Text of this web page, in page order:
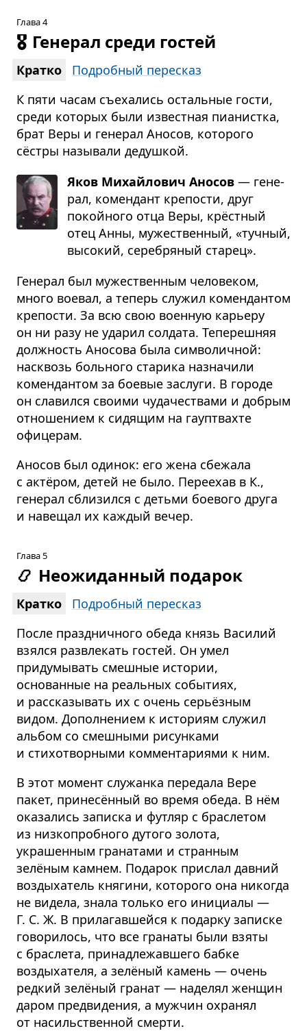
Глава 4
🎖️ Генерал среди гостей
Кратко
Подробный пересказ
К пяти часам съехались остальные гости,
среди которых были известная пианистка,
брат Веры и генерал Аносов, которого
сёстры называли дедушкой.
Яков Михайлович Аносов — гене­
рал, комен­дант кре­по­сти, друг
покойного отца Веры, крёст­ный
отец Анны, муже­ствен­ный, «туч­ный,
высо­кий, сере­бря­ный ста­рец».
Генерал был мужественным человеком,
много воевал, а теперь служил комендантом
крепости. За всю свою военную карьеру
он ни разу не ударил солдата. Теперешняя
должность Аносова была символичной:
насквозь больного старика назначили
комендантом за боевые заслуги. В городе
он славился своими чудачествами и добрым
отношением к сидящим на гауптвахте
офицерам.
Аносов был одинок: его жена сбежала
с актёром, детей не было. Переехав в К.,
генерал сблизился с детьми боевого друга
и навещал их каждый вечер.
Глава 5
📿 Неожиданный подарок
Кратко
Подробный пересказ
После праздничного обеда князь Василий
взялся развлекать гостей. Он умел
придумывать смешные истории,
основанные на реальных событиях,
и рассказывать их с очень серьёзным
видом. Дополнением к историям служил
альбом со смешными рисунками
и стихотворными комментариями к ним.
В этот момент служанка передала Вере
пакет, принесённый во время обеда. В нём
оказались записка и футляр с браслетом
из низкопробного дутого золота,
украшенным гранатами и странным
зелёным камнем. Подарок прислал давний
воздыхатель княгини, которого она никогда
не видела, знала только его инициалы —
Г. С. Ж. В прилагавшейся к подарку записке
говорилось, что все гранаты были взяты
с браслета, принадлежавшего бабке
воздыхателя, а зелёный камень — очень
редкий зелёный гранат — наделял женщин
даром предвидения, а мужчин охранял
от насильственной смерти.